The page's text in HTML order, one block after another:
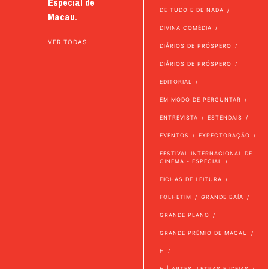
Macau.
VER TODAS
DE TUDO E DE NADA
DIVINA COMÉDIA
DIÁRIOS DE PRÓSPERO
DIÁRIOS DE PRÓSPERO
EDITORIAL
EM MODO DE PERGUNTAR
ENTREVISTA ESTENDAIS
EVENTOS EXPECTORAÇÃO
FESTIVAL INTERNACIONAL DE
CINEMA - ESPECIAL
FICHAS DE LEITURA
FOLHETIM GRANDE BAÍA
GRANDE PLANO
GRANDE PRÉMIO DE MACAU
H